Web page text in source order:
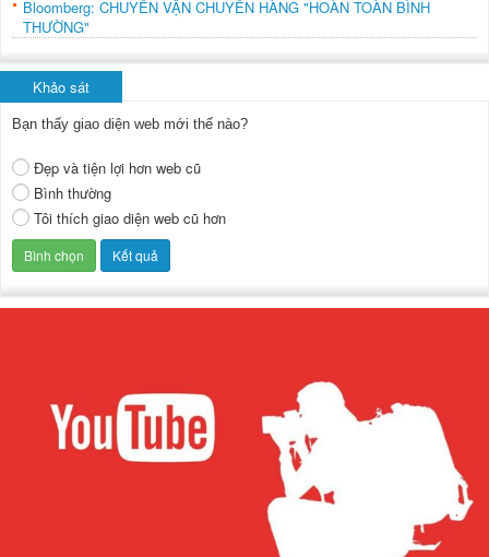
Bloomberg: CHUYẾN VẬN CHUYỂN HÀNG "HOÀN TOÀN BÌNH
THƯỜNG"
Khảo sát
Bạn thấy giao diện web mới thế nào?
Đẹp và tiện lợi hơn web cũ
Bình thường
Tôi thích giao diện web cũ hơn